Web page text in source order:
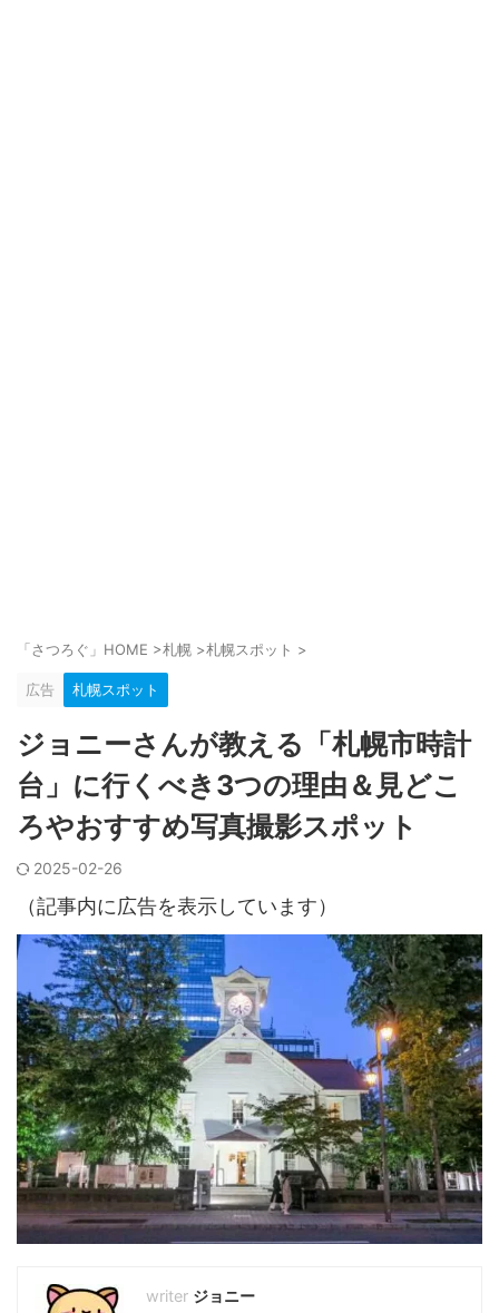
「さつろぐ」HOME >札幌 >札幌スポット >
広告 札幌スポット
ジョニーさんが教える「札幌市時計
台」に行くべき3つの理由＆見どこ
ろやおすすめ写真撮影スポット
2025-02-26
（記事内に広告を表示しています）
ジョニー